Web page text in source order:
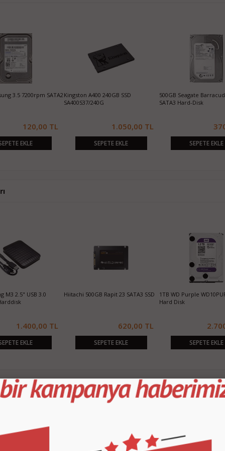
SATA3 SSD
4.200,00 TL
EKLE
256GB Sandisk X300s 2.5 SATA3 SSD
1.050,00 TL
SEPETE EKLE
128GB Hikvision E100 550/
Sata3 2.5" SSD
1.150,00
SEPETE EKLE
500GB Samsung 7200rpm 16MB
Cache 3.5" SATA2 HARD DISK
320GB Samsung M3 2.5" USB 3.0
Hiitachi